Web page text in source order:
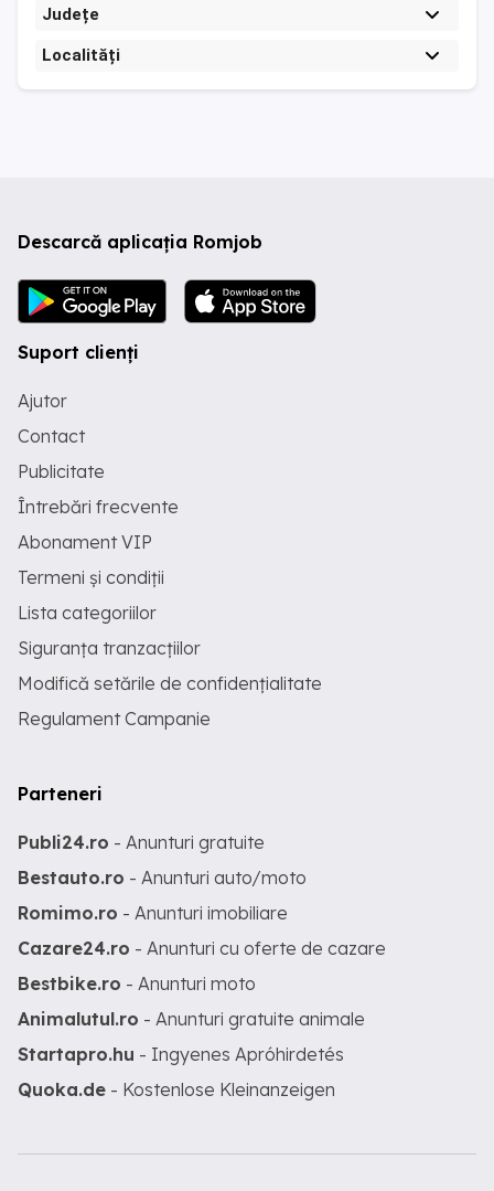
Județe
Localități
Descarcă aplicația Romjob
Suport clienți
Ajutor
Contact
Publicitate
Întrebări frecvente
Abonament VIP
Termeni și condiții
Lista categoriilor
Siguranța tranzacțiilor
Modifică setările de confidențialitate
Regulament Campanie
Parteneri
Publi24.ro - Anunturi gratuite
Bestauto.ro - Anunturi auto/moto
Romimo.ro - Anunturi imobiliare
Cazare24.ro - Anunturi cu oferte de cazare
Bestbike.ro - Anunturi moto
Animalutul.ro - Anunturi gratuite animale
Startapro.hu - Ingyenes Apróhirdetés
Quoka.de - Kostenlose Kleinanzeigen